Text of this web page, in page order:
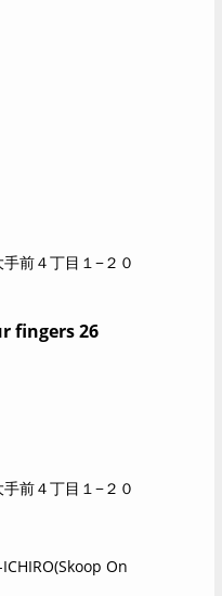
前４丁目１−２０
fingers 26
前４丁目１−２０
On